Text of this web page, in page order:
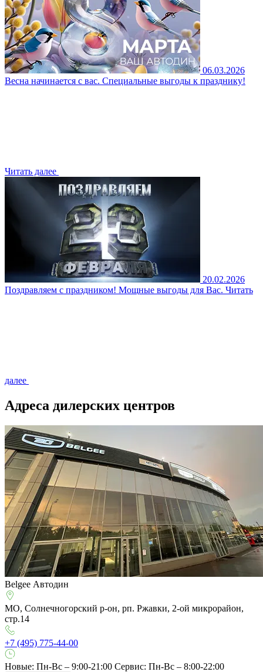
06.03.2026
Весна начинается с вас. Специальные выгоды к празднику!
Читать далее
20.02.2026
Поздравляем с праздником! Мощные выгоды для Вас. Читать
далее
Адреса дилерских центров
Belgee Автодин
МО, Солнечногорский р-он, рп. Ржавки, 2-ой микрорайон,
стр.14
+7 (495) 775-44-00
Новые: Пн-Вс – 9:00-21:00 Сервис: Пн-Вс – 8:00-22:00